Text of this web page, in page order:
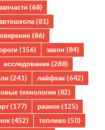
(68)
(81)
(86)
(156) закон (84)
исследование (288)
(241) лайфхак (642)
технологии (82)
(177) разное (125)
(452) топливо (50)